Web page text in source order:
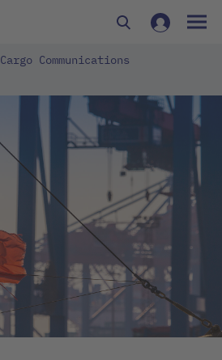
Cargo Communications